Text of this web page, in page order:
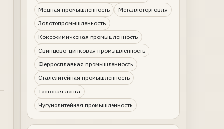
Медная промышленность
Металлоторговля
Золотопромышленность
Коксохимическая промышленность
Свинцово-цинковая промышленность
Ферросплавная промышленность
Сталелитейная промышленность
Тестовая лента
Чугунолитейная промышленность